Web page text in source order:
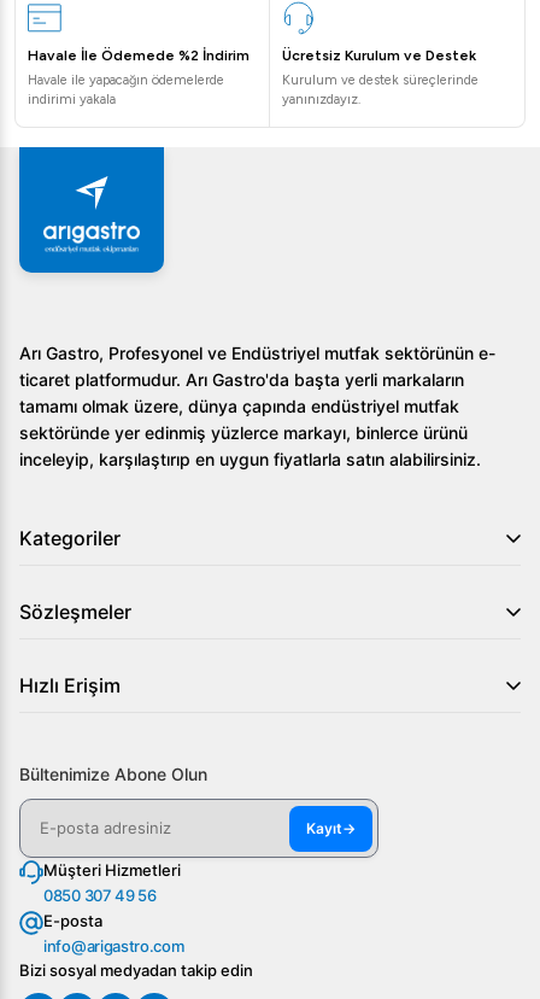
Havale İle Ödemede %2 İndirim
Havale ile yapacağın ödemelerde
indirimi yakala
Ücretsiz Kurulum ve Destek
Kurulum ve destek süreçlerinde
yanınızdayız.
Arı Gastro, Profesyonel ve Endüstriyel mutfak sektörünün e-
ticaret platformudur. Arı Gastro'da başta yerli markaların
tamamı olmak üzere, dünya çapında endüstriyel mutfak
sektöründe yer edinmiş yüzlerce markayı, binlerce ürünü
inceleyip, karşılaştırıp en uygun fiyatlarla satın alabilirsiniz.
Kategoriler
Sözleşmeler
Hızlı Erişim
Bültenimize Abone Olun
Kayıt→
Müşteri Hizmetleri
0850 307 49 56
E-posta
info@arigastro.com
Bizi sosyal medyadan takip edin